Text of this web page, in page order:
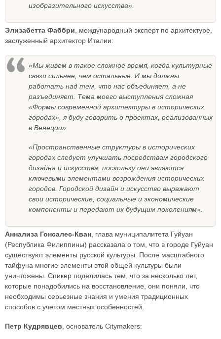
изобразительного искусства».
Элизабетта Фаббри, международный эксперт по архитектуре,
заслуженный архитектор Италии:
«Мы живем в такое сложное время, когда культурные
связи сильнее, чем остальные. И мы должны
работать над тем, что нас объединяет, а не
разъединяет. Тема моего выступления сложная
«Формы современной архитектуры в исторических
городах», я буду говорить о проектах, реализованных
в Венеции».
«Пространственные структуры в исторических
городах следует улучшать посредствам городского
дизайна и искусства, поскольку они являются
ключевыми элементами возрождения исторических
городов. Городской дизайн и искусство выражают
свои исторические, социальные и экономические
компоненты и передают их будущим поколениям».
Аннализа Гонсалес-Кван, глава муниципалитета Гуйуан
(Республика Филиппины) рассказала о том, что в городе Гуйуан
существуют элементы русской культуры. После масштабного
тайфуна многие элементы этой общей культуры были
уничтожены. Спикер поделилась тем, что за несколько лет,
которые понадобились на восстановление, они поняли, что
необходимы серьезные знания и умения традиционных
способов с учетом местных особенностей.
Петр Кудрявцев, основатель Citymakers: